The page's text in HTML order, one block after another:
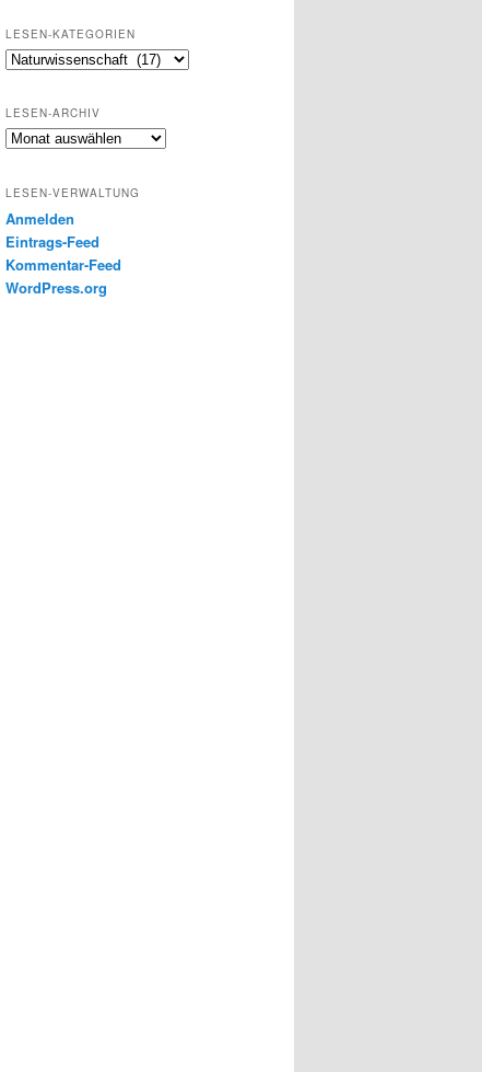
LESEN-KATEGORIEN
Lesen-
LESEN-ARCHIV
Lesen-
LESEN-VERWALTUNG
Anmelden
Eintrags-Feed
Kommentar-Feed
WordPress.org